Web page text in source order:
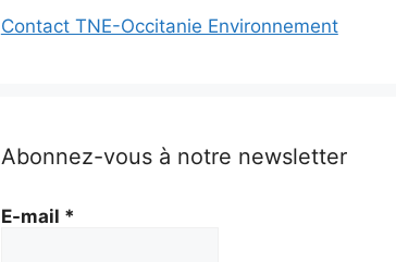
Contact TNE-Occitanie Environnement
Abonnez-vous à notre newsletter
E-mail *